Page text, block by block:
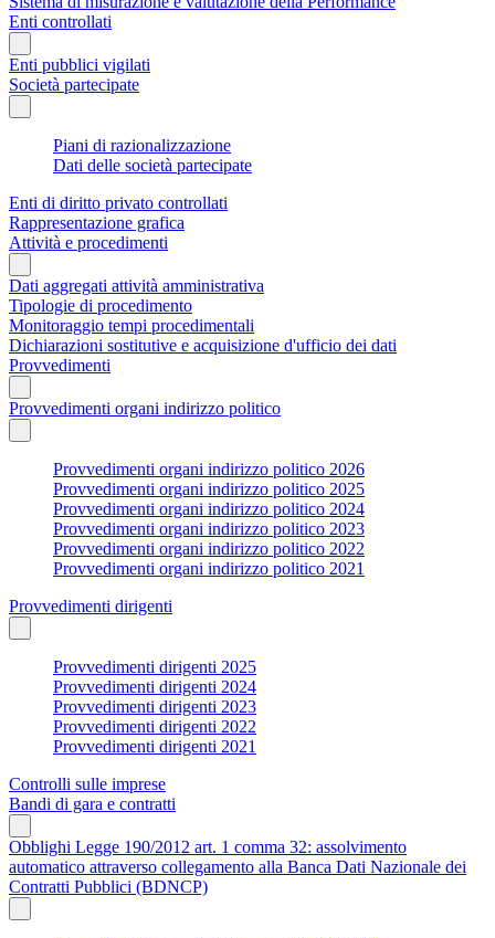
Enti controllati
Enti pubblici vigilati
Società partecipate
Piani di razionalizzazione
Dati delle società partecipate
Enti di diritto privato controllati
Rappresentazione grafica
Attività e procedimenti
Dati aggregati attività amministrativa
Tipologie di procedimento
Monitoraggio tempi procedimentali
Dichiarazioni sostitutive e acquisizione d'ufficio dei dati
Provvedimenti
Provvedimenti organi indirizzo politico
Provvedimenti organi indirizzo politico 2026
Provvedimenti organi indirizzo politico 2025
Provvedimenti organi indirizzo politico 2024
Provvedimenti organi indirizzo politico 2023
Provvedimenti organi indirizzo politico 2022
Provvedimenti organi indirizzo politico 2021
Provvedimenti dirigenti
Provvedimenti dirigenti 2025
Provvedimenti dirigenti 2024
Provvedimenti dirigenti 2023
Provvedimenti dirigenti 2022
Provvedimenti dirigenti 2021
Controlli sulle imprese
Bandi di gara e contratti
Obblighi Legge 190/2012 art. 1 comma 32: assolvimento
automatico attraverso collegamento alla Banca Dati Nazionale dei
Contratti Pubblici (BDNCP)